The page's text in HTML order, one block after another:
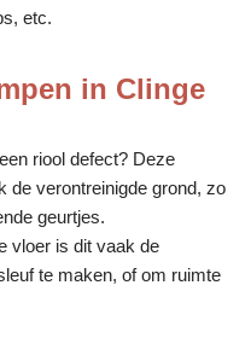
etc.
in Clinge
riool defect? Deze
de verontreinigde grond, zo
geurtjes.
vloer is dit vaak de
te maken, of om ruimte